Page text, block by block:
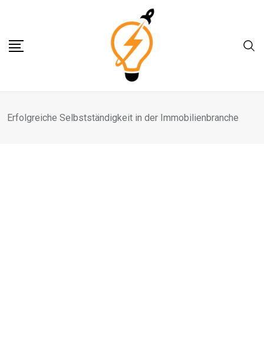
content
Erfolgreiche Selbstständigkeit in der Immobilienbranche